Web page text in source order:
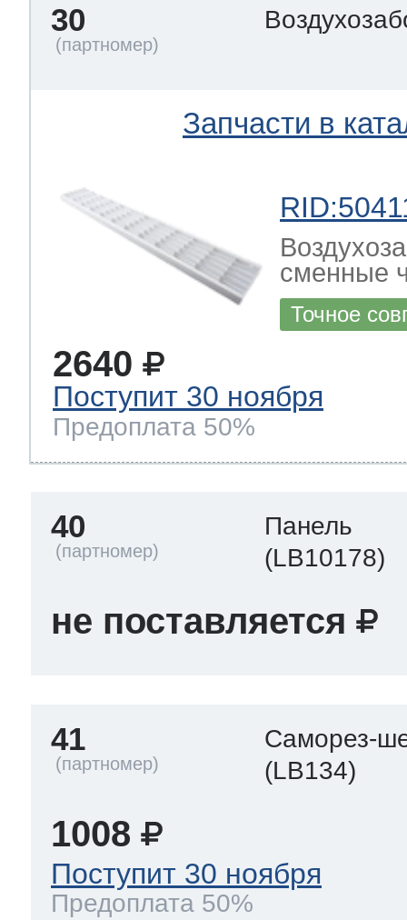
30
Запчасти в
сменные
Точное
2640
Поступит 30 ноября
Предоплата 50%
40
Панель
(LB10178)
не поставляется
41
Саморез-
(LB134)
1008
Поступит 30 ноября
Предоплата 50%